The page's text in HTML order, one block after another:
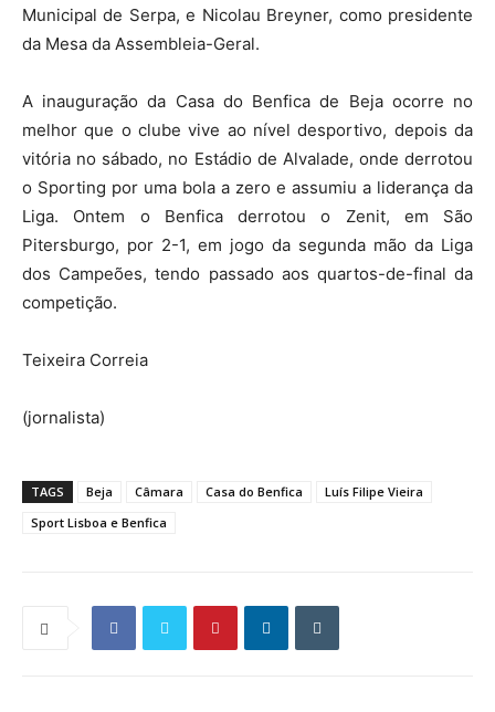
Municipal de Serpa, e Nicolau Breyner, como presidente
da Mesa da Assembleia-Geral.
A inauguração da Casa do Benfica de Beja ocorre no
melhor que o clube vive ao nível desportivo, depois da
vitória no sábado, no Estádio de Alvalade, onde derrotou
o Sporting por uma bola a zero e assumiu a liderança da
Liga. Ontem o Benfica derrotou o Zenit, em São
Pitersburgo, por 2-1, em jogo da segunda mão da Liga
dos Campeões, tendo passado aos quartos-de-final da
competição.
Teixeira Correia
(jornalista)
TAGS Beja Câmara Casa do Benfica
Luís Filipe Vieira
Sport Lisboa e Benfica